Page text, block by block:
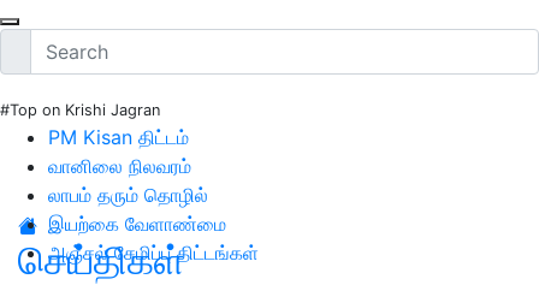
#Top on Krishi Jagran
PM Kisan திட்டம்
வானிலை நிலவரம்
லாபம் தரும் தொழில்
இயற்கை வேளாண்மை
அஞ்சல் சேமிப்பு திட்டங்கள்
செய்திகள்